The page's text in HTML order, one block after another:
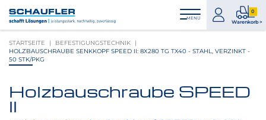
Inhalt
Hauptnavigation
Footernavigation
Logo
Schaufler
verlinkt
zur
MENÜ
zum
Konto
0
Warenkorb >
0
STARTSEITE
BEFESTIGUNGSTECHNIK
HOLZBAUSCHRAUBE SENKKOPF SPEED II: 8X280 TG TX40 - STAHL, VERZINKT -
50 STK/PKG
Produktbilder
überspringen
Holzbauschraube SPEED
II